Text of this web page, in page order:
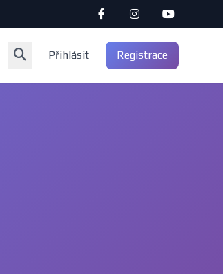
Přihlásit Registrace